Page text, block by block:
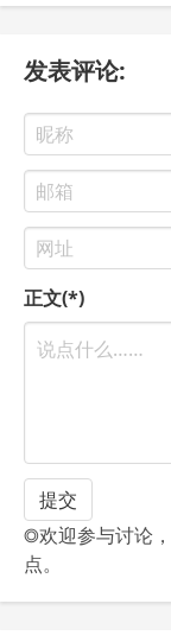
发表评论:
正文(*)
◎欢迎参与讨论
点。